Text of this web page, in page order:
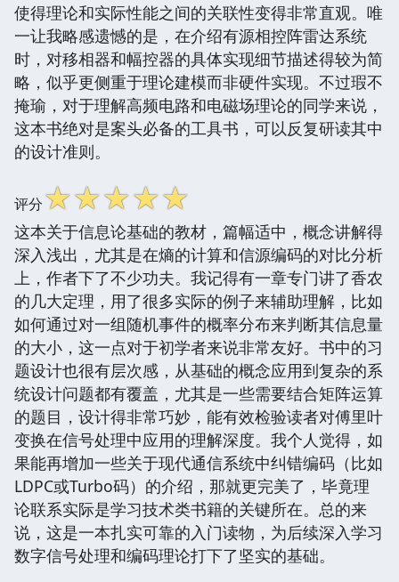
使得理论和实际性能之间的关联性变得非常直观。唯
一让我略感遗憾的是，在介绍有源相控阵雷达系统
时，对移相器和幅控器的具体实现细节描述得较为简
略，似乎更侧重于理论建模而非硬件实现。不过瑕不
掩瑜，对于理解高频电路和电磁场理论的同学来说，
这本书绝对是案头必备的工具书，可以反复研读其中
的设计准则。
评分☆☆☆☆☆
这本关于信息论基础的教材，篇幅适中，概念讲解得
深入浅出，尤其是在熵的计算和信源编码的对比分析
上，作者下了不少功夫。我记得有一章专门讲了香农
的几大定理，用了很多实际的例子来辅助理解，比如
如何通过对一组随机事件的概率分布来判断其信息量
的大小，这一点对于初学者来说非常友好。书中的习
题设计也很有层次感，从基础的概念应用到复杂的系
统设计问题都有覆盖，尤其是一些需要结合矩阵运算
的题目，设计得非常巧妙，能有效检验读者对傅里叶
变换在信号处理中应用的理解深度。我个人觉得，如
果能再增加一些关于现代通信系统中纠错编码（比如
LDPC或Turbo码）的介绍，那就更完美了，毕竟理
论联系实际是学习技术类书籍的关键所在。总的来
说，这是一本扎实可靠的入门读物，为后续深入学习
数字信号处理和编码理论打下了坚实的基础。